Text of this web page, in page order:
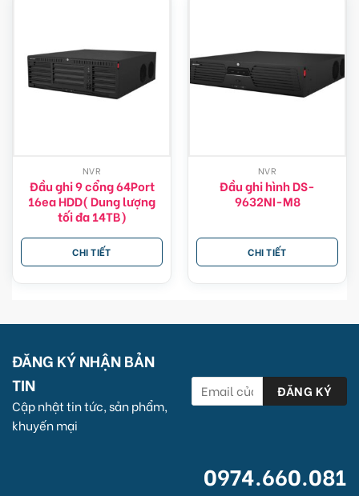
NVR
Đầu ghi 9 cổng 64Port
16ea HDD( Dung lượng
tối đa 14TB)
CHI TIẾT
NVR
Đầu ghi hình DS-
9632NI-M8
CHI TIẾT
ĐĂNG KÝ NHẬN BẢN
TIN
Cập nhật tin tức, sản phẩm,
khuyến mại
0974.660.081